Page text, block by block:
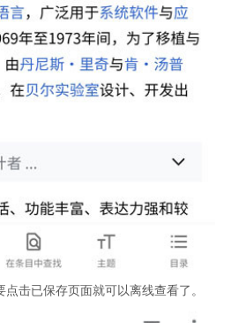
击已保存页面就可以离线查看了。